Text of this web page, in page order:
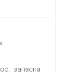
, запасна